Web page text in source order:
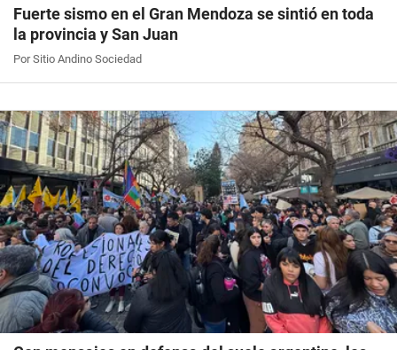
Fuerte sismo en el Gran Mendoza se sintió en toda
la provincia y San Juan
Por Sitio Andino Sociedad